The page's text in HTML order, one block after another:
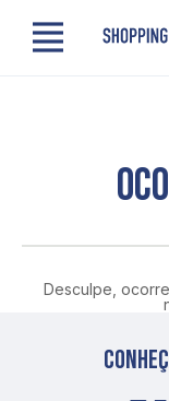
Menu
Comodidades
Clube de
Novidades
Quem somos
Localização
Desculpe,